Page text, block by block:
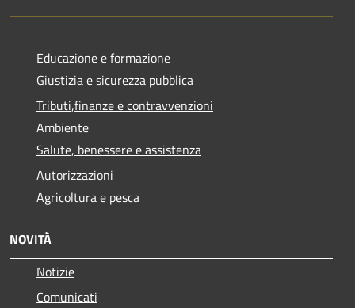
Educazione e formazione
Giustizia e sicurezza pubblica
Tributi,finanze e contravvenzioni
Ambiente
Salute, benessere e assistenza
Autorizzazioni
Agricoltura e pesca
NOVITÀ
Notizie
Comunicati